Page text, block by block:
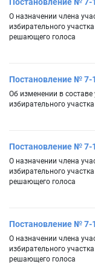
О назначении члена
избирательного
решающего голоса
Постановление № 7-
Об изменении в
избирательного
Постановление № 7-
О назначении члена
избирательного
решающего голоса
Постановление № 7-
О назначении члена
избирательного
решающего голоса